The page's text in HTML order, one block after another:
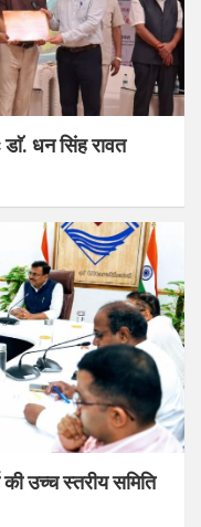
धन सिंह रावत
उच्च स्तरीय समिति